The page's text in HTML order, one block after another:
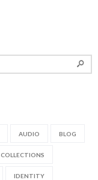
AUDIO BLOG
COLLECTIONS
IDENTITY